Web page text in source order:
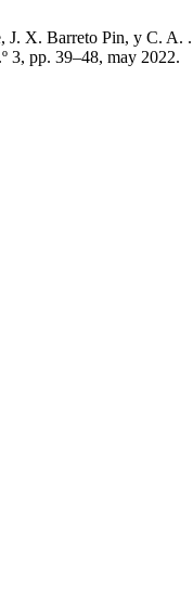
X. Barreto Pin, y C. A.
3, pp. 39–48, may 2022.